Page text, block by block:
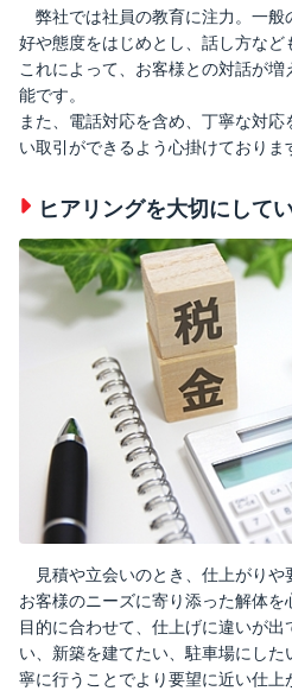
弊社では社員の教育に注力。一般
好や態度をはじめとし、話し方など
これによって、お客様との対話が
能です。
また、電話対応を含め、丁寧な対
い取引ができるよう心掛けておりま
ヒアリングを大切にしてい
見積や立会いのとき、仕上がりや
お客様のニーズに寄り添った解体
目的に合わせて、仕上げに違いが
い、新築を建てたい、駐車場にし
寧に行うことでより要望に近い仕上